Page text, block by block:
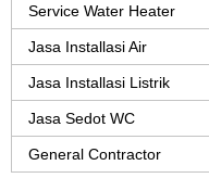
Service Water Heater
Jasa Installasi Air
Jasa Installasi Listrik
Jasa Sedot WC
General Contractor